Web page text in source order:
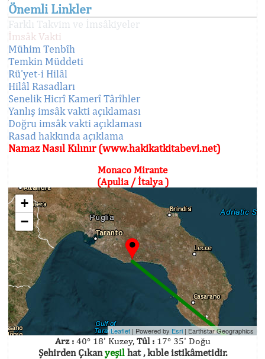
Önemli Linkler
Farklı Takvim ve İmsâkiyeler
İmsâk Vakti
Mühim Tenbîh
Temkin Müddeti
Rü'yet-i Hilâl
Hilâl Rasadları
Senelik Hicrî Kamerî Târîhler
Yanlış imsâk vakti açıklaması
Doğru imsâk vakti açıklaması
Rasad hakkında açıklama
Namaz Nasıl Kılınır (www.hakikatkitabevi.net)
Monaco Mirante
(Apulia / İtalya )
+
−
Leaflet | Powered by Esri | Earthstar Geographics
Arz :40° 18' Kuzey, Tûl :17° 35' Doğu
Şehirden Çıkanyeşilhat , kıble istikâmetidir.